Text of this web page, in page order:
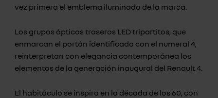
vez primera el emblema iluminado de la marca.
Los grupos ópticos traseros LED tripartitos, que
enmarcan el portón identificado con el numeral 4,
reinterpretan con elegancia contemporánea los
elementos de la generación inaugural del Renault 4.
El habitáculo se inspira en la década de los 60, con